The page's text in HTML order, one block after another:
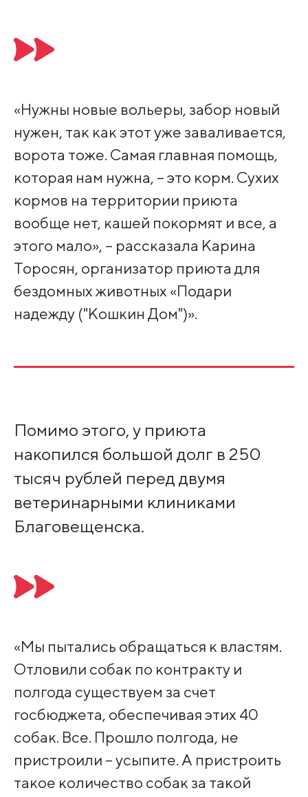
«Нужны новые вольеры, забор новый
нужен, так как этот уже заваливается,
ворота тоже. Самая главная помощь,
которая нам нужна, – это корм. Сухих
кормов на территории приюта
вообще нет, кашей покормят и все, а
этого мало», – рассказала Карина
Торосян, организатор приюта для
бездомных животных «Подари
надежду ("Кошкин Дом")».
Помимо этого, у приюта
накопился большой долг в 250
тысяч рублей перед двумя
ветеринарными клиниками
Благовещенска.
«Мы пытались обращаться к властям.
Отловили собак по контракту и
полгода существуем за счет
госбюджета, обеспечивая этих 40
собак. Все. Прошло полгода, не
пристроили – усыпите. А пристроить
такое количество собак за такой